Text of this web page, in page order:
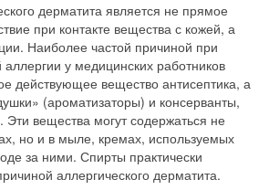
дерматита является не прямое
при контакте вещества с кожей, а
Наиболее частой причиной при
аллергии у медицинских работников
действующее вещество антисептика, а
(ароматизаторы) и консерванты,
Эти вещества могут содержаться не
но и в мыле, кремах, используемых
за ними. Спирты практически
аллергического дерматита.